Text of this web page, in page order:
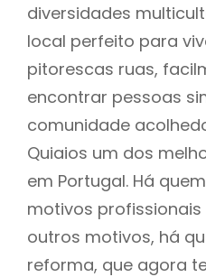
diversidades
local perfeito para
pitorescas ruas,
encontrar pessoas
comunidade
Quiaios um dos
em Portugal. Há
motivos profissionais
outros motivos, há
reforma, que agora